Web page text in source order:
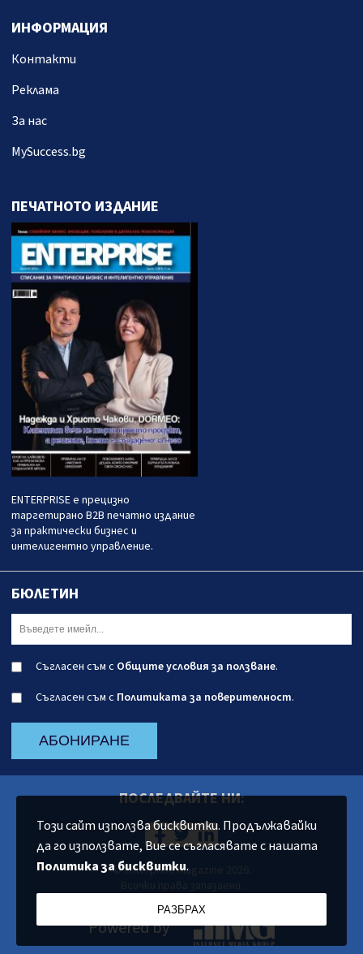
ИНФОРМАЦИЯ
Контакти
Реклама
За нас
MySuccess.bg
ПЕЧАТНОТО ИЗДАНИЕ
ENTERPRISE е прецизно
таргетирано B2B печатно издание
за практически бизнес и
интелигентно управление.
БЮЛЕТИН
Съгласен съм с Общите условия за ползване.
Съгласен съм с Политиката за поверителност.
АБОНИРАНЕ
ПОСЛЕДВАЙТЕ НИ:
© Enterprise Magazine 2026.
Powered by
Този сайт използва бисквитки. Продължавайки
да го използвате, Вие се съгласявате с нашата
Политика за бисквитки.
РАЗБРАХ